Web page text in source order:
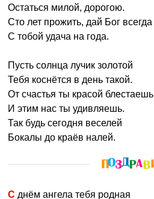
Остаться милой, дорогою.
Сто лет прожить, дай Бог всегда
С тобой удача на года.
Пусть солнца лучик золотой
Тебя коснётся в день такой.
От счастья ты красой блестаешь
И этим нас ты удивляешь.
Так будь сегодня веселей
Бокалы до краёв налей.
С днём ангела тебя родная